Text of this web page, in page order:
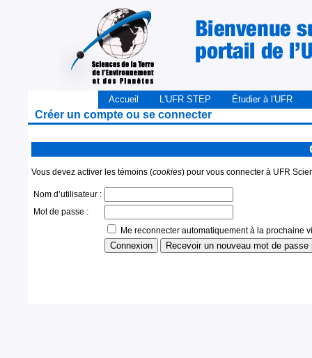
Accueil L'UFR STEP Étudier à l'UFR
Créer un compte ou se connecter
Vous devez activer les témoins (cookies) pour vous connecter à UFR
Nom d’utilisateur :
Mot de passe :
Me reconnecter automatiquement à la prochaine